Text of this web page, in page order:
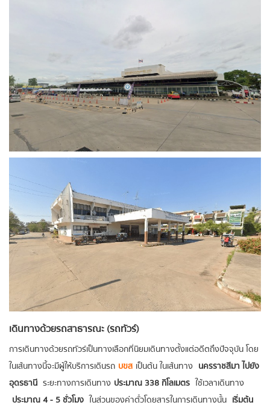
เดินทางด้วยรถสาธารณะ (รถทัวร์)
การเดินทางด้วยรถทัวร์เป็นทางเลือกที่นิยมเดินทางตั้งแต่อดีตถึงปัจจุบัน โดย
ในเส้นทางนี้จะมีผู้ให้บริการเดินรถ บขส เป็นต้น ในเส้นทาง นครราชสีมา ไปยัง
อุดรธานี ระยะทางการเดินทาง ประมาณ 338 กิโลเมตร ใช้เวลาเดินทาง
ประมาณ 4 - 5 ชั่วโมง ในส่วนของค่าตั๋วโดยสารในการเดินทางนั้น เริ่มต้น